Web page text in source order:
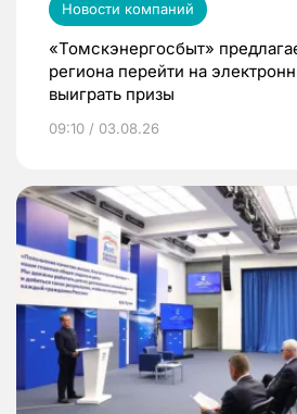
Новости компаний
«Томскэнергосбыт»
региона перейти на
выиграть призы
09:10 / 03.08.26